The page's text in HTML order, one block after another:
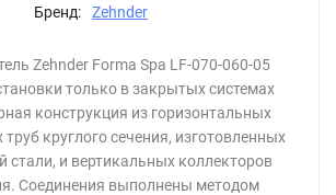
Бренд: Zehnder
Zehnder Forma Spa LF-070-060-05
только в закрытых системах
конструкция из горизонтальных
труб круглого сечения, изготовленных
стали, и вертикальных коллекторов
Соединения выполнены методом